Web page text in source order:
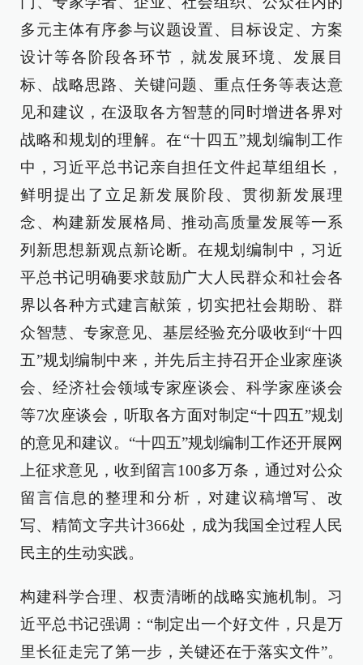
多元主体有序参与议题设置、目标设定、方案
设计等各阶段各环节，就发展环境、发展目
标、战略思路、关键问题、重点任务等表达意
见和建议，在汲取各方智慧的同时增进各界对
战略和规划的理解。在“十四五”规划编制工作
中，习近平总书记亲自担任文件起草组组长，
鲜明提出了立足新发展阶段、贯彻新发展理
念、构建新发展格局、推动高质量发展等一系
列新思想新观点新论断。在规划编制中，习近
平总书记明确要求鼓励广大人民群众和社会各
界以各种方式建言献策，切实把社会期盼、群
众智慧、专家意见、基层经验充分吸收到“十四
五”规划编制中来，并先后主持召开企业家座谈
会、经济社会领域专家座谈会、科学家座谈会
等7次座谈会，听取各方面对制定“十四五”规划
的意见和建议。“十四五”规划编制工作还开展网
上征求意见，收到留言100多万条，通过对公众
留言信息的整理和分析，对建议稿增写、改
写、精简文字共计366处，成为我国全过程人民
民主的生动实践。
构建科学合理、权责清晰的战略实施机制。习
近平总书记强调：“制定出一个好文件，只是万
里长征走完了第一步，关键还在于落实文件”。